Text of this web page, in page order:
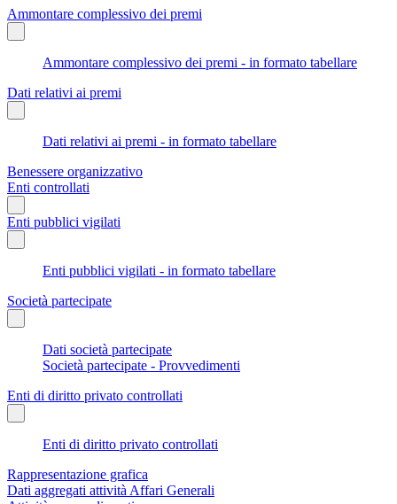
Ammontare complessivo dei premi
Ammontare complessivo dei premi - in formato tabellare
Dati relativi ai premi
Dati relativi ai premi - in formato tabellare
Benessere organizzativo
Enti controllati
Enti pubblici vigilati
Enti pubblici vigilati - in formato tabellare
Società partecipate
Dati società partecipate
Società partecipate - Provvedimenti
Enti di diritto privato controllati
Enti di diritto privato controllati
Rappresentazione grafica
Dati aggregati attività Affari Generali